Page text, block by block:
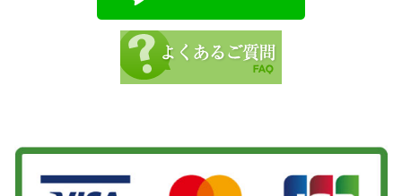
松戸市よりお越しのお客様のSwitchの基板修理をさせて頂きました！あり
松戸市よりお越しのお客様のiPhoneSE3のナノナインガラスコーティング
2026/06/04
ありがとうございました！